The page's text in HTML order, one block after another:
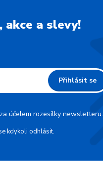
akce a slevy!
Přihlásit se
účelem rozesílky newsletteru.
kdykoli odhlásit.